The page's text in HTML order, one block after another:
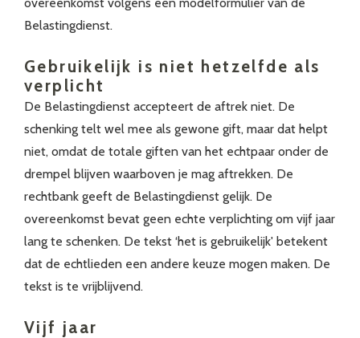
Belastingdienst.
Gebruikelijk is niet hetzelfde als
verplicht
De Belastingdienst accepteert de aftrek niet. De
schenking telt wel mee als gewone gift, maar dat helpt
niet, omdat de totale giften van het echtpaar onder de
drempel blijven waarboven je mag aftrekken. De
rechtbank geeft de Belastingdienst gelijk. De
overeenkomst bevat geen echte verplichting om vijf jaar
lang te schenken. De tekst ‘het is gebruikelijk' betekent
dat de echtlieden een andere keuze mogen maken. De
tekst is te vrijblijvend.
Vijf jaar